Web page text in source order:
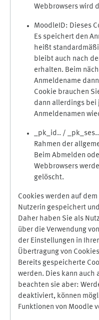
Webbrowsers wird
MoodleID: Dieses
Es speichert den
heißt
bleibt auch nach
erhalten. Beim
Anmeldename
Cookie brauchen
dann allerdings bei
Anmeldenamen
_pk_id.. /
Rahmen der
Beim Abmelden
Webbrowsers
gelöscht.
Cookies werden auf
Nutzerin gespeichert
Daher haben Sie als
über die Verwendung
der Einstellungen in
Übertragung von
Bereits gespeicherte
werden. Dies kann
beachten sie aber:
deaktiviert, können
Funktionen von Moodle